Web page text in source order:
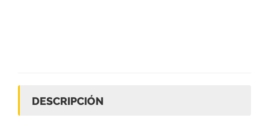
DESCRIPCIÓN